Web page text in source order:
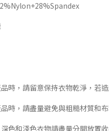
時，請留意保持衣物乾淨，若
時，請盡量避免與粗糙材質和
色和淺色衣物請盡量分開放置